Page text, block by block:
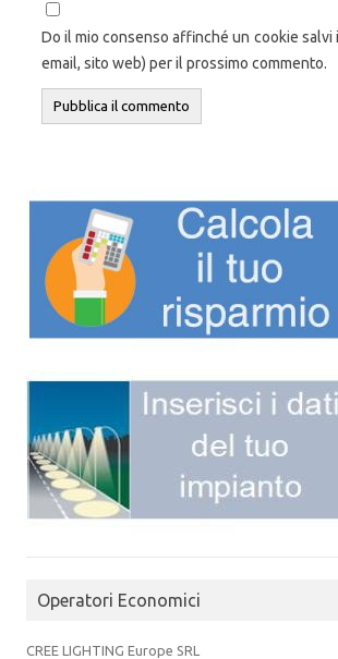
Do il mio consenso affinché un cookie salvi
email, sito web) per il prossimo commento.
Operatori Economici
CREE LIGHTING Europe SRL